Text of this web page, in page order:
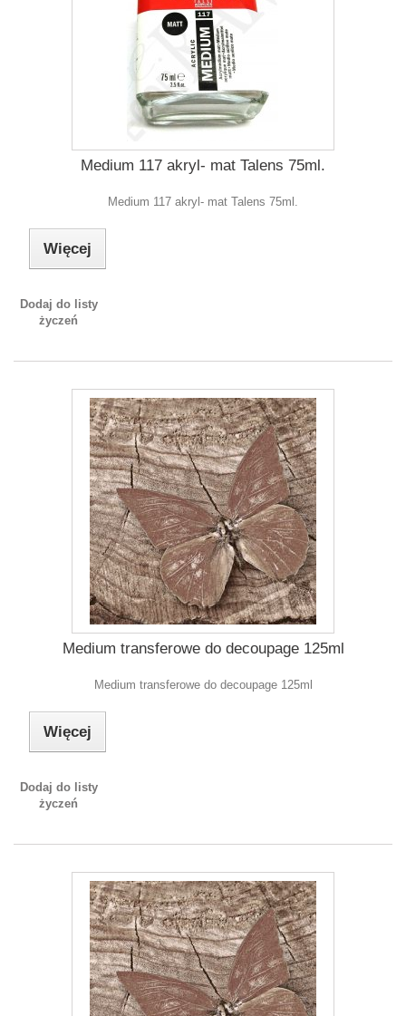
Medium 117 akryl- mat Talens 75ml.
Medium 117 akryl- mat Talens 75ml.
Więcej
Dodaj do listy
życzeń
Medium transferowe do decoupage 125ml
Medium transferowe do decoupage 125ml
Więcej
Dodaj do listy
życzeń